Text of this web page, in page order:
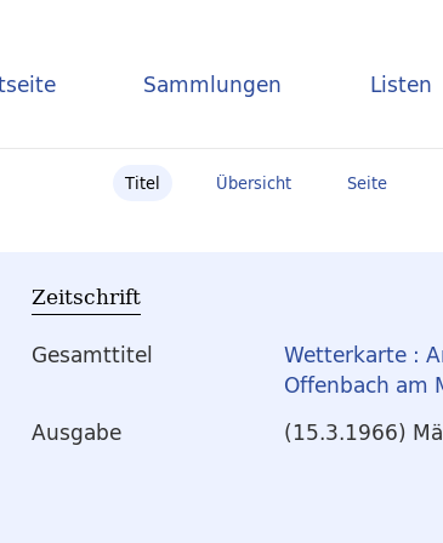
Sammlungen Listen
Titel Übersicht Seite
Zeitschrift
Gesamttitel
Wetterkarte :
Offenbach am
Ausgabe
(15.3.1966)